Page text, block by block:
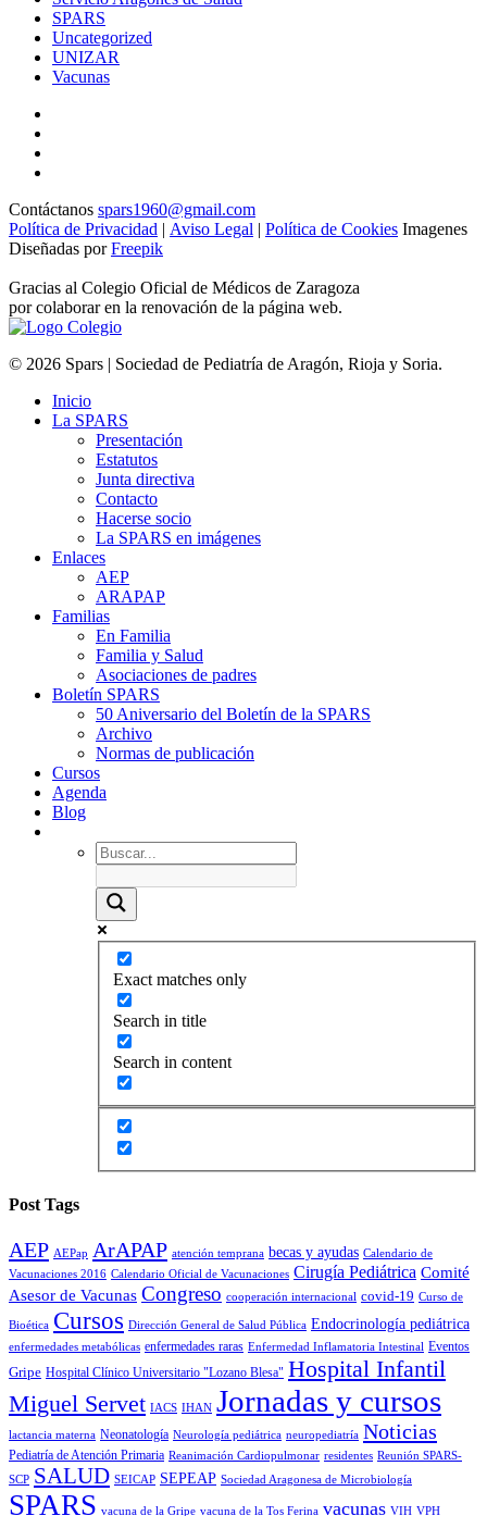
SPARS
Uncategorized
UNIZAR
Vacunas
Contáctanos spars1960@gmail.com
Política de Privacidad | Aviso Legal | Política de Cookies Imagenes
Diseñadas porFreepik
Gracias al Colegio Oficial de Médicos de Zaragoza
por colaborar en la renovación de la página web.
© 2026 Spars | Sociedad de Pediatría de Aragón, Rioja y Soria.
Inicio
La SPARS
Presentación
Estatutos
Junta directiva
Contacto
Hacerse socio
La SPARS en imágenes
Enlaces
AEP
ARAPAP
Familias
En Familia
Familia y Salud
Asociaciones de padres
Boletín SPARS
50 Aniversario del Boletín de la SPARS
Archivo
Normas de publicación
Cursos
Agenda
Blog
Exact matches only
Search in title
Search in content
Post Tags
AEP AEPap ArAPAP atención temprana becas y ayudas Calendario de
Vacunaciones 2016 Calendario Oficial de Vacunaciones Cirugía Pediátrica Comité
Asesor de Vacunas Congreso cooperación internacional covid-19 Curso de
Bioética Cursos Dirección General de Salud Pública Endocrinología pediátrica
enfermedades metabólicas enfermedades raras Enfermedad Inflamatoria Intestinal Eventos
Gripe Hospital Clínico Universitario "Lozano Blesa" Hospital Infantil
Miguel Servet IACS IHAN Jornadas y cursos
lactancia materna Neonatología Neurología pediátrica neuropediatría Noticias
Pediatría de Atención Primaria Reanimación Cardiopulmonar residentes Reunión SPARS-
SCP SALUD SEICAP SEPEAP Sociedad Aragonesa de Microbiología
SPARS vacuna de la Gripe vacuna de la Tos Ferina vacunas VIH VPH